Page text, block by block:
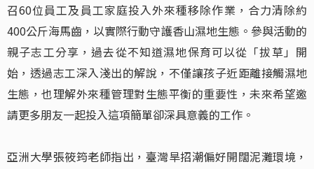
召60位員工及員工家庭投入外來種移除作業，合力清除約
400公斤海馬齒，以實際行動守護香山濕地生態。參與活動的
親子志工分享，過去從不知道濕地保育可以從「拔草」開
始，透過志工深入淺出的解說，不僅讓孩子近距離接觸濕地
生態，也理解外來種管理對生態平衡的重要性，未來希望邀
請更多朋友一起投入這項簡單卻深具意義的工作。
亞洲大學張筱筠老師指出，臺灣旱招潮偏好開闊泥灘環境，